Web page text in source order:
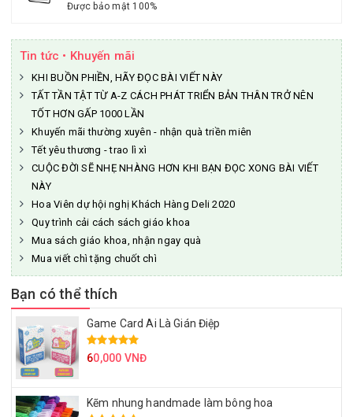
Được bảo mật 100%
Tin tức • Khuyến mãi
KHI BUỒN PHIỀN, HÃY ĐỌC BÀI VIẾT NÀY
TẤT TẦN TẬT TỪ A-Z CÁCH PHÁT TRIỂN BẢN THÂN TRỞ NÊN
TỐT HƠN GẤP 1000 LẦN
Khuyến mãi thường xuyên - nhận quà triền miên
Tết yêu thương - trao lì xì
CUỘC ĐỜI SẼ NHẸ NHÀNG HƠN KHI BẠN ĐỌC XONG BÀI VIẾT
NÀY
Hoa Viên dự hội nghị Khách Hàng Deli 2020
Quy trình cải cách sách giáo khoa
Mua sách giáo khoa, nhận ngay quà
Mua viết chì tặng chuốt chì
Bạn có thể thích
Game Card Ai Là Gián Điệp
60,000 VNĐ
Kẽm nhung handmade làm bông hoa